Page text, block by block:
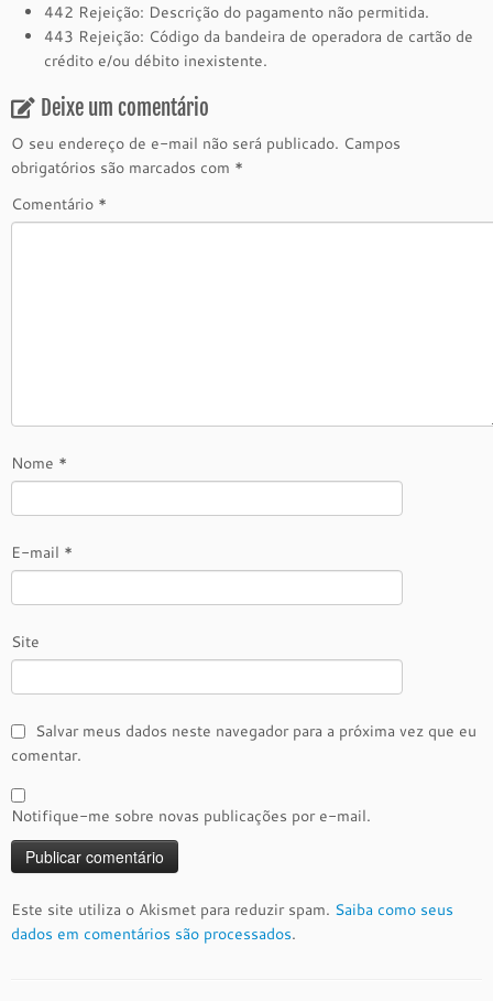
442 Rejeição: Descrição do pagamento não permitida.
443 Rejeição: Código da bandeira de operadora de cartão de
crédito e/ou débito inexistente.
Deixe um comentário
O seu endereço de e-mail não será publicado. Campos
obrigatórios são marcados com *
Comentário *
Nome *
E-mail *
Site
Salvar meus dados neste navegador para a próxima vez que eu
comentar.
Notifique-me sobre novas publicações por e-mail.
Este site utiliza o Akismet para reduzir spam. Saiba como seus
dados em comentários são processados.